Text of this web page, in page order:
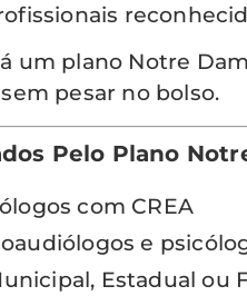
um plano Notre
pesar no bolso.
Pelo Plano
com CREA
e
Estadual ou